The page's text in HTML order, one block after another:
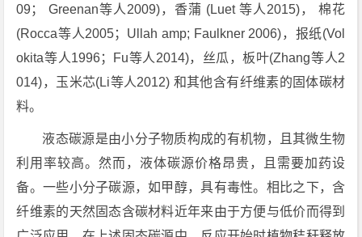
09； Greenan等人2009)，香蒲 (Luet 等人2015)， 棉花
(Rocca等人2005；Ullah amp; Faulkner 2006)，报纸(Vol
okita等人1996；Fu等人2014)，丝瓜，板叶(Zhang等人2
014)，玉米芯(Li等人2012) 和其他含有纤维素的固体碳材
料。
液态碳源是由小分子物质构成的有机物，且其微生物
利用率较高。然而，液体碳源价格昂贵，且需要加药设
备。一些小分子碳源，如甲醇，具有毒性。相比之下，含
纤维素的天然固态含碳材料近年来由于方便与低价而得到